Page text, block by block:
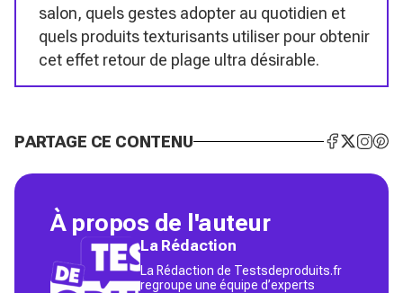
salon, quels gestes adopter au quotidien et
quels produits texturisants utiliser pour obtenir
cet effet retour de plage ultra désirable.
PARTAGE CE CONTENU
À propos de l'auteur
La Rédaction
La Rédaction de Testsdeproduits.fr
regroupe une équipe d’experts